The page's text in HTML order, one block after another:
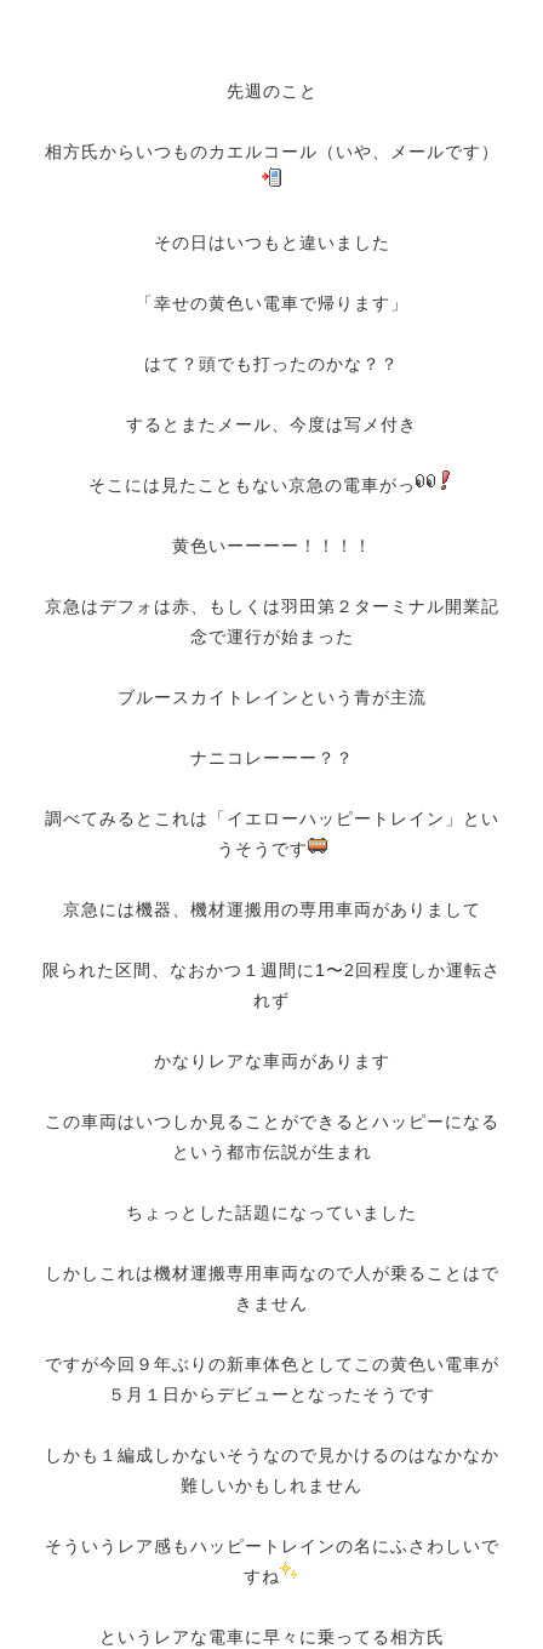
先週のこと
相方氏からいつものカエルコール（いや、メールです）
その日はいつもと違いました
「幸せの黄色い電車で帰ります」
はて？頭でも打ったのかな？？
するとまたメール、今度は写メ付き
そこには見たこともない京急の電車がっ
黄色いーーーー！！！！
京急はデフォは赤、もしくは羽田第２ターミナル開業記
念で運行が始まった
ブルースカイトレインという青が主流
ナニコレーーー？？
調べてみるとこれは「イエローハッピートレイン」とい
うそうです
京急には機器、機材運搬用の専用車両がありまして
限られた区間、なおかつ１週間に1〜2回程度しか運転さ
れず
かなりレアな車両があります
この車両はいつしか見ることができるとハッピーになる
という都市伝説が生まれ
ちょっとした話題になっていました
しかしこれは機材運搬専用車両なので人が乗ることはで
きません
ですが今回９年ぶりの新車体色としてこの黄色い電車が
５月１日からデビューとなったそうです
しかも１編成しかないそうなので見かけるのはなかなか
難しいかもしれません
そういうレア感もハッピートレインの名にふさわしいで
すね
というレアな電車に早々に乗ってる相方氏